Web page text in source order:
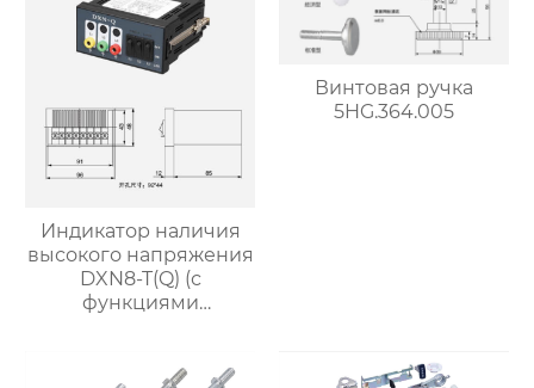
Индикатор наличия
высокого напряжения
DXN8-T(Q) (с
функциями
напряжения)
Винтовая ручка
5HG.364.005